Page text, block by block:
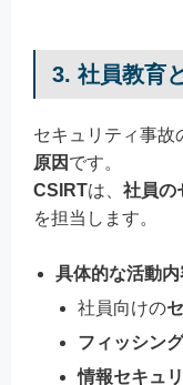
3. 社員教育
セキュリティ事故
原因 です。
CSIRTは、 社員の
を担当します。
具体的な活動内
社員向けの
フィッシン
情報セキュ